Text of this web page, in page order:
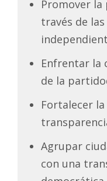
Promover
través de
Enfrentar la
de la
Fortalecer
Agrupar
con una